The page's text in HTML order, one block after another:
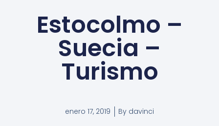
Estocolmo –
Suecia –
Turismo
enero 17, 2019 By davinci